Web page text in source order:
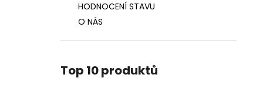
HODNOCENÍ STAVU
O NÁS
Top 10 produktů